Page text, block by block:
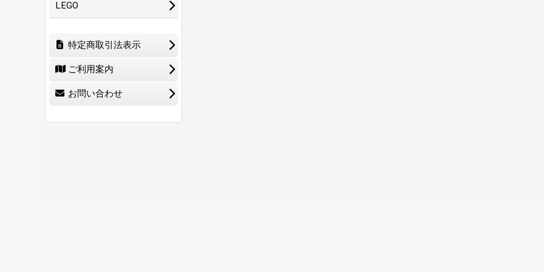
LEGO
特定商取引法表示
ご利用案内
お問い合わせ